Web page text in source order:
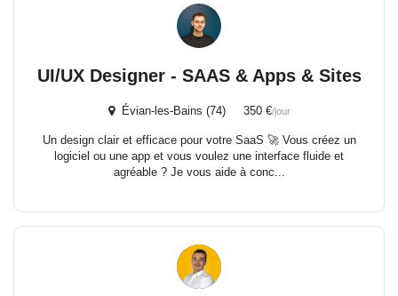
UI/UX Designer - SAAS & Apps & Sites
Évian-les-Bains (74) 350 €/jour
Un design clair et efficace pour votre SaaS 🚀 Vous créez un
logiciel ou une app et vous voulez une interface fluide et
agréable ? Je vous aide à conc...